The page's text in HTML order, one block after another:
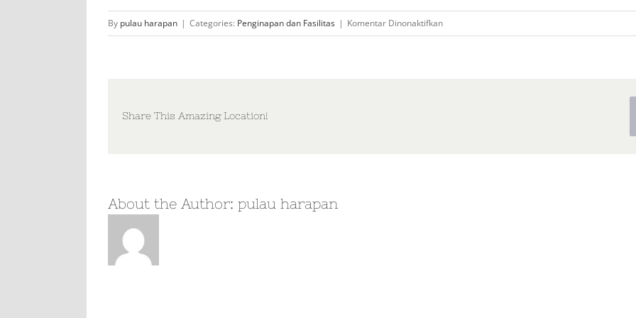
By pulau harapan | Categories: Penginapan dan Fasilitas | Komentar Dinonaktifkanpada
Adakah
Share This Amazing Location!
About the Author: pulau harapan